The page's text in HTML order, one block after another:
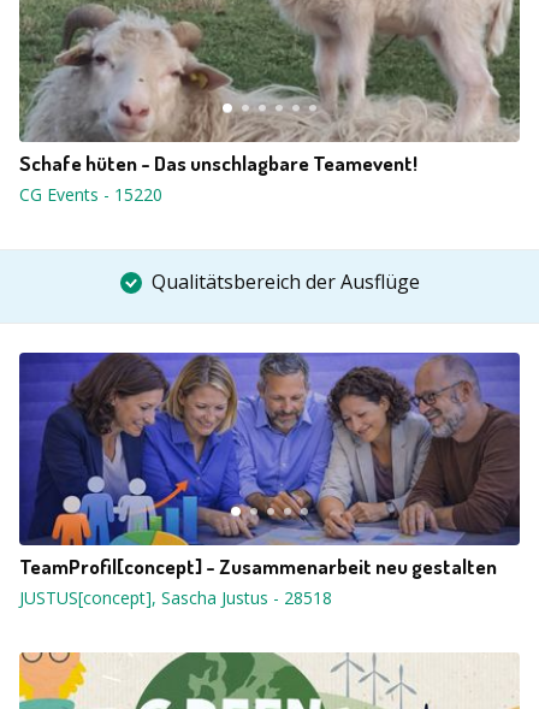
Schafe hüten - Das unschlagbare Teamevent!
CG Events - 15220
Qualitätsbereich der Ausflüge
TeamProfil[concept] - Zusammenarbeit neu gestalten
JUSTUS[concept], Sascha Justus - 28518